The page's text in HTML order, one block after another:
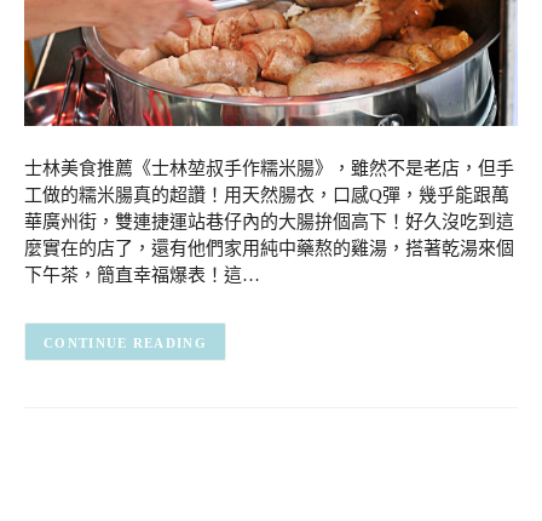
士林美食推薦《士林堃叔手作糯米腸》，雖然不是老店，但手
工做的糯米腸真的超讚！用天然腸衣，口感Q彈，幾乎能跟萬
華廣州街，雙連捷運站巷仔內的大腸拚個高下！好久沒吃到這
麼實在的店了，還有他們家用純中藥熬的雞湯，搭著乾湯來個
下午茶，簡直幸福爆表！這…
CONTINUE READING